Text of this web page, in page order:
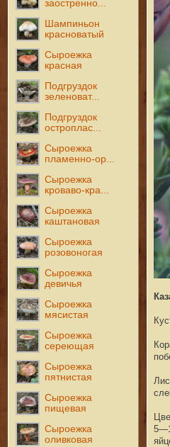
заостренно...
Шампиньон
красноватый
Сыроежка
красная
Подгруздок
зеленоват...
Подгруздок
остроплас...
Сыроежка
пламенно-ор...
Сыроежка
кроваво-кра...
Сыроежка
каштановая
Сыроежка
розовоногая
Сыроежка
девичья
Сыроежка
мясистая
Сыроежка
сереющая
Сыроежка
пятнистая
Сыроежка
пищевая
Сыроежка
оливковая